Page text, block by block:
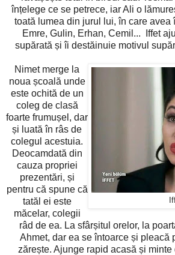
înțelege ce se petrece, iar Ali o
toată lumea din jurul lui, în care avea
Emre, Gulin, Erhan, Cemil... Iffet
supărată și îi destăinuie motivul
Nimet merge la
noua școală unde
este ochită de un
coleg de clasă
foarte frumușel, dar
și luată în râs de
colegul acestuia.
Deocamdată din
cauza propriei
prezentări, și
pentru că spune că
tatăl ei este
măcelar, colegii
râd de ea. La sfârșitul orelor, la
Ahmet, dar ea se întoarce și pleacă
zărește. Ajunge rapid acasă și minte